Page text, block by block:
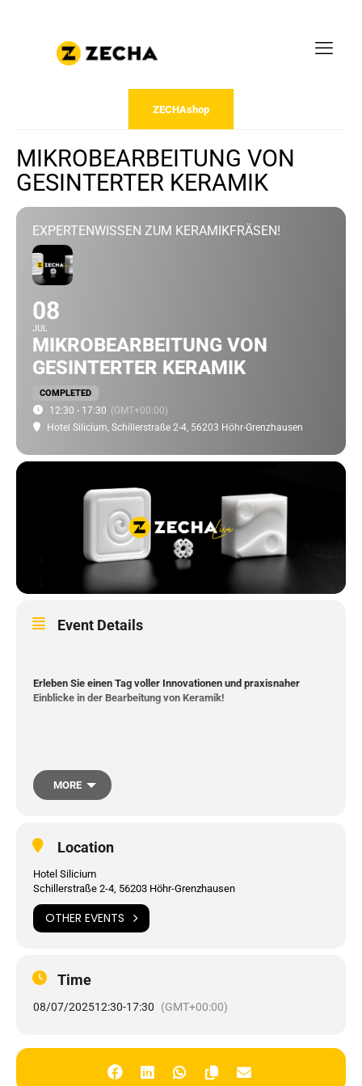
ZECHAshop
MIKROBEARBEITUNG VON
GESINTERTER KERAMIK
EXPERTENWISSEN ZUM KERAMIKFRÄSEN!
08
JUL
MIKROBEARBEITUNG VON
GESINTERTER KERAMIK
COMPLETED
12:30 - 17:30 (GMT+00:00)
Hotel Silicium, Schillerstraße 2-4, 56203 Höhr-Grenzhausen
Event Details
Erleben Sie einen Tag voller Innovationen und praxisnaher
Einblicke in der Bearbeitung von Keramik!
Werkzeugen, zur Maschine und zum Material
Tec GmbH
CAM-Programmierstrategie für die Mikrobearbeitung – OPEN
Werkzeuge für die Bearbeitung von sprödharten Werkstoffen –
ZECHA Hartmetall-Werkzeugfabrikation GmbH
Technische Keramik in der Praxis – Werkstoffe und
MORE
Location
Hotel Silicium
Schillerstraße 2-4, 56203 Höhr-Grenzhausen
OTHER EVENTS
Time
08/07/202512:30-17:30 (GMT+00:00)